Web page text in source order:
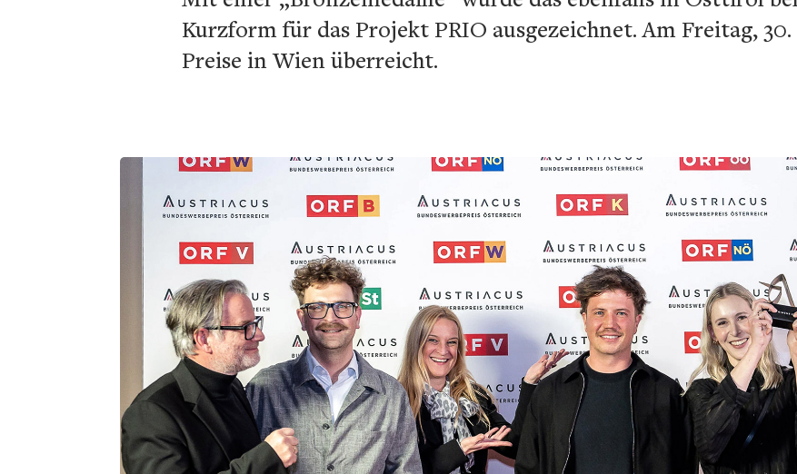
Kurzform für das Projekt PRIO ausgezeichnet. Am Freitag,
Preise in Wien überreicht.